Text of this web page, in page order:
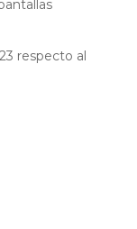
respecto al